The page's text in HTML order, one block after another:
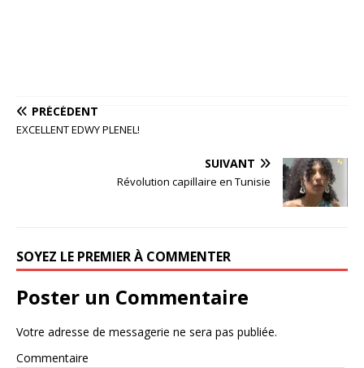
PRÉCÉDENT
EXCELLENT EDWY PLENEL!
SUIVANT
Révolution capillaire en Tunisie
SOYEZ LE PREMIER À COMMENTER
Poster un Commentaire
Votre adresse de messagerie ne sera pas publiée.
Commentaire